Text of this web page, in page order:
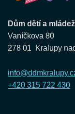
Dům dětí a
Vaníčkova 80
278 01 Kralupy
+420 315 722 430